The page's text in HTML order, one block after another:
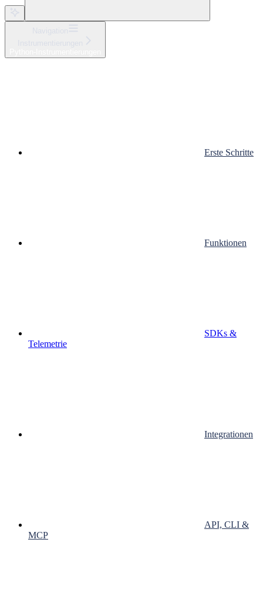
Erste Schritte
Funktionen
SDKs &
Telemetrie
Integrationen
API, CLI &
MCP